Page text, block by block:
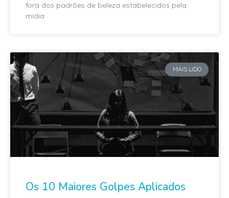
fora dos padrões de beleza estabelecidos pela
mídia
MAIS LIDO
Os 10 Maiores Golpes Aplicados